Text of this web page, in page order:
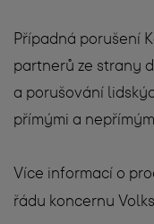
Případná porušení
partnerů ze strany
a porušování
přímými a
Více informací o
řádu koncernu